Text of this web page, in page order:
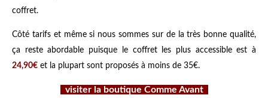
coffret.
Côté tarifs et même si nous sommes sur de la très bonne qualité,
ça reste abordable puisque le coffret les plus accessible est à
24,90€ et la plupart sont proposés à moins de 35€.
visiter la boutique Comme Avant